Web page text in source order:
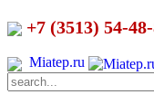
+7 (3513) 54-
Miatep.ru